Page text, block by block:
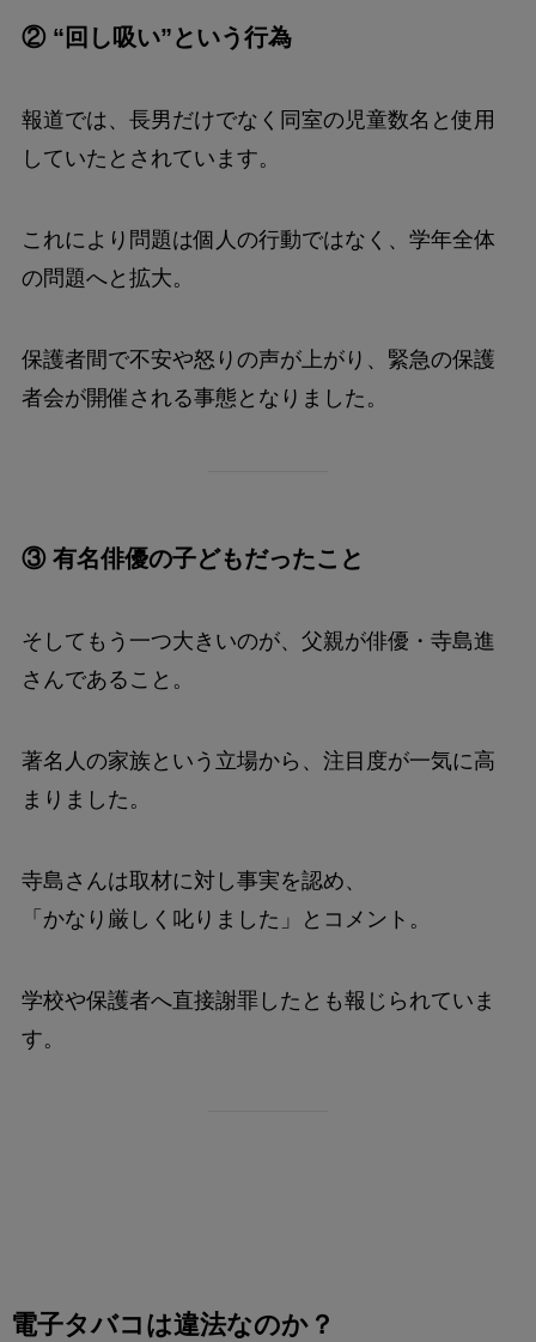
② “回し吸い”という行為
報道では、長男だけでなく同室の児童数名と使用
していたとされています。
これにより問題は個人の行動ではなく、学年全体
の問題へと拡大。
保護者間で不安や怒りの声が上がり、緊急の保護
者会が開催される事態となりました。
③ 有名俳優の子どもだったこと
そしてもう一つ大きいのが、父親が俳優・寺島進
さんであること。
著名人の家族という立場から、注目度が一気に高
まりました。
寺島さんは取材に対し事実を認め、
「かなり厳しく叱りました」とコメント。
学校や保護者へ直接謝罪したとも報じられていま
す。
電子タバコは違法なのか？